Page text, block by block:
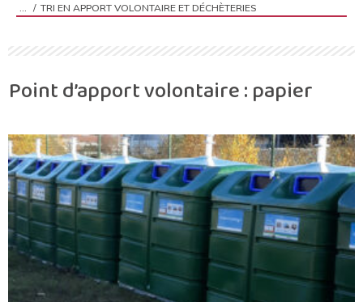
Vous êtes ici :
TRI EN APPORT VOLONTAIRE ET DÉCHÈTERIES
Point d’apport volontaire : papier